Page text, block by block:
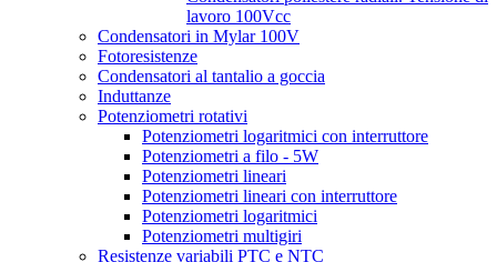
lavoro 100Vcc
Condensatori in Mylar 100V
Fotoresistenze
Condensatori al tantalio a goccia
Induttanze
Potenziometri rotativi
Potenziometri logaritmici con interruttore
Potenziometri a filo - 5W
Potenziometri lineari
Potenziometri lineari con interruttore
Potenziometri logaritmici
Potenziometri multigiri
Resistenze variabili PTC e NTC